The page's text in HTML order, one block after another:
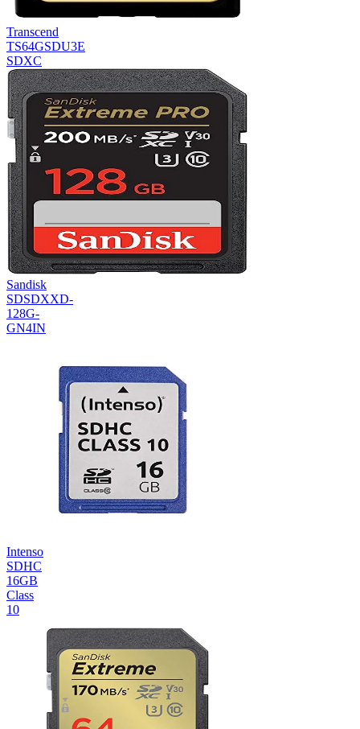
Transcend
TS64GSDU3E
SDXC
Sandisk
SDSDXXD-
128G-
GN4IN
Intenso
SDHC
16GB
Class
10